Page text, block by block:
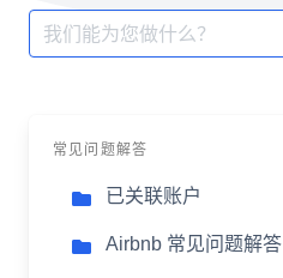
搜
索：
常见问题解答
已关联账户
Airbnb 常见问题解答